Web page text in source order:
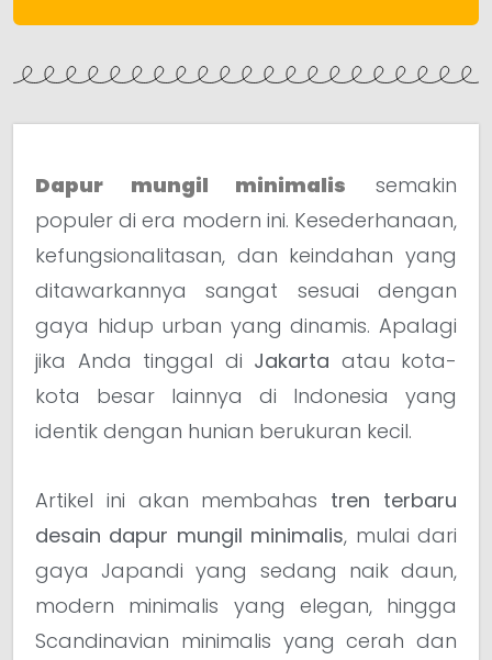
Dapur mungil minimalis semakin
populer di era modern ini. Kesederhanaan,
kefungsionalitasan, dan keindahan yang
ditawarkannya sangat sesuai dengan
gaya hidup urban yang dinamis. Apalagi
jika Anda tinggal di Jakarta atau kota-
kota besar lainnya di Indonesia yang
identik dengan hunian berukuran kecil.
Artikel ini akan membahas tren terbaru
desain dapur mungil minimalis, mulai dari
gaya Japandi yang sedang naik daun,
modern minimalis yang elegan, hingga
Scandinavian minimalis yang cerah dan